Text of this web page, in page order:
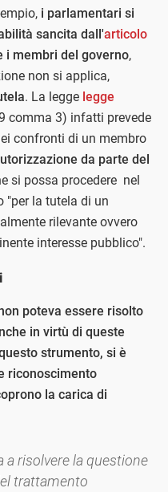
i parlamentari si
sancita dall'articolo
i membri del governo,
non si applica,
. La legge legge
comma 3) infatti prevede
confronti di un membro
da parte del
si possa procedere nel
"per la tutela di un
rilevante ovvero
interesse pubblico".
poteva essere risolto
in virtù di queste
strumento, si è
riconoscimento
la carica di
a risolvere la questione
trattamento